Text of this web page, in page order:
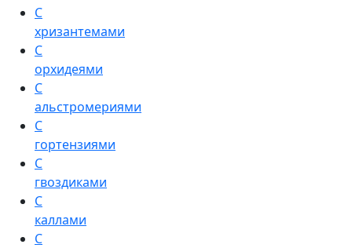
С
хризантемами
С
орхидеями
С
альстромериями
С
гортензиями
С
гвоздиками
С
каллами
С